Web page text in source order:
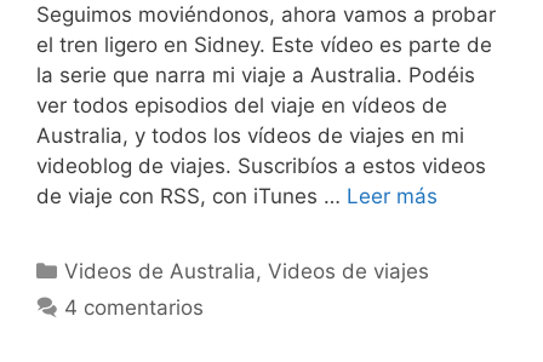
Seguimos moviéndonos, ahora vamos a probar
el tren ligero en Sidney. Este vídeo es parte de
la serie que narra mi viaje a Australia. Podéis
ver todos episodios del viaje en vídeos de
Australia, y todos los vídeos de viajes en mi
videoblog de viajes. Suscribíos a estos videos
de viaje con RSS, con iTunes … Leer más
Categorías
Videos de Australia,Videos de viajes
4 comentarios